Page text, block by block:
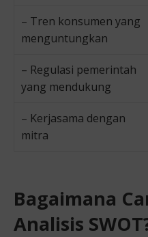
– Tren konsumen yang
menguntungkan
– Regulasi pemerintah
yang mendukung
– Kerjasama dengan
mitra
Bagaimana
Analisis